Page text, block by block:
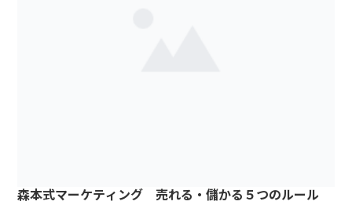
森本式マーケティング 売れる・儲かる５つのルール